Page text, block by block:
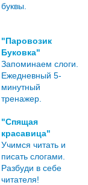
буквы.
"Паровозик
Буковка"
Запоминаем слоги.
Ежедневный 5-
минутный
тренажер.
"Спящая
красавица"
Учимся читать и
писать слогами.
Разбуди в себе
читателя!